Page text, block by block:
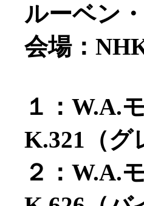
ルーベン
会場：
１：W.A.
K.321（グ
２：W.A.